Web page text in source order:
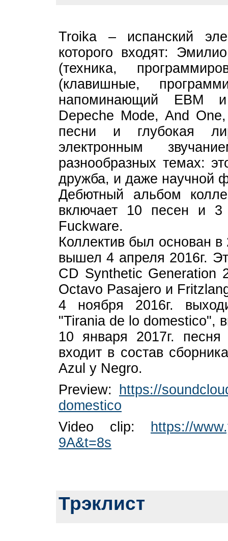
Troika – испанский
которого входят:
(техника,
(клавишные,
напоминающий EBM
Depeche Mode, And
песни и глубокая
электронным
разнообразных темах:
дружба, и даже научной
Дебютный альбом
включает 10 песен и
Fuckware.
Коллектив был основан в
вышел 4 апреля 2016г.
CD Synthetic Generation
Octavo Pasajero и
4 ноября 2016г.
"Tirania de lo domestico",
10 января 2017г.
входит в состав
Azul y Negro.
Preview:
https://
domestico
Video clip:
https://
9A&t=8s
Трэклист